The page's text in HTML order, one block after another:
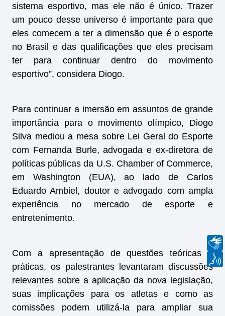
sistema esportivo, mas ele não é único. Trazer
um pouco desse universo é importante para que
eles comecem a ter a dimensão que é o esporte
no Brasil e das qualificações que eles precisam
ter para continuar dentro do movimento
esportivo”, considera Diogo.
Para continuar a imersão em assuntos de grande
importância para o movimento olímpico, Diogo
Silva mediou a mesa sobre Lei Geral do Esporte
com Fernanda Burle, advogada e ex-diretora de
políticas públicas da U.S. Chamber of Commerce,
em Washington (EUA), ao lado de Carlos
Eduardo Ambiel, doutor e advogado com ampla
experiência no mercado de esporte e
entretenimento.
Com a apresentação de questões teóricas e
práticas, os palestrantes levantaram discussões
relevantes sobre a aplicação da nova legislação,
suas implicações para os atletas e como as
comissões podem utilizá-la para ampliar sua